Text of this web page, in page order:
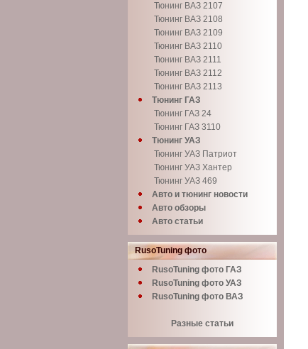
Тюнинг ВАЗ 2107
Тюнинг ВАЗ 2108
Тюнинг ВАЗ 2109
Тюнинг ВАЗ 2110
Тюнинг ВАЗ 2111
Тюнинг ВАЗ 2112
Тюнинг ВАЗ 2113
Тюнинг ГАЗ
Тюнинг ГАЗ 24
Тюнинг ГАЗ 3110
Тюнинг УАЗ
Тюнинг УАЗ Патриот
Тюнинг УАЗ Хантер
Тюнинг УАЗ 469
Авто и тюнинг новости
Авто обзоры
Авто статьи
RusoTuning фото
RusoTuning фото ГАЗ
RusoTuning фото УАЗ
RusoTuning фото ВАЗ
Разные статьи